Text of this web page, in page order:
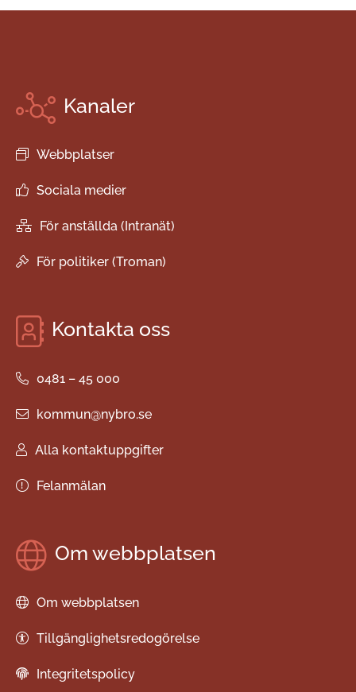
Kanaler
Webbplatser
Sociala medier
För anställda (Intranät)
För politiker (Troman)
Kontakta oss
0481 – 45 000
kommun@nybro.se
Alla kontaktuppgifter
Felanmälan
Om webbplatsen
Om webbplatsen
Tillgänglighetsredogörelse
Integritetspolicy